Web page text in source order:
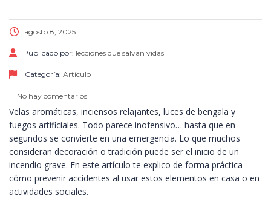
agosto 8, 2025
Publicado por: lecciones que salvan vidas
Categoría: Artículo
No hay comentarios
Velas aromáticas, inciensos relajantes, luces de bengala y
fuegos artificiales. Todo parece inofensivo… hasta que en
segundos se convierte en una emergencia. Lo que muchos
consideran decoración o tradición puede ser el inicio de un
incendio grave. En este artículo te explico de forma práctica
cómo prevenir accidentes al usar estos elementos en casa o en
actividades sociales.